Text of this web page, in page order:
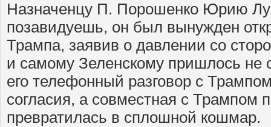
Назначенцу П. Порошенко Юрию
позавидуешь, он был вынужден
Трампа, заявив о давлении со
и самому Зеленскому пришлось не
его телефонный разговор с
согласия, а совместная с Трампом
превратилась в сплошной кошмар.